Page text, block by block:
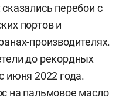
перебои с
портов и
производителях.
до рекордных
июня 2022 года.
на пальмовое масло